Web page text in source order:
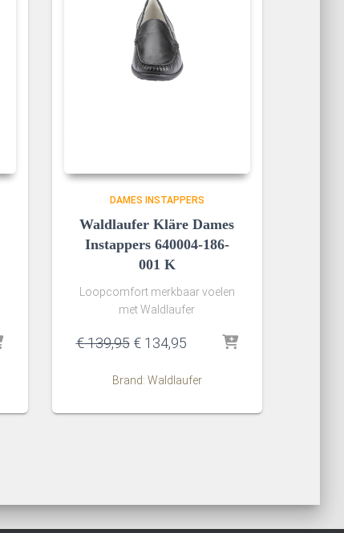
DAMES INSTAPPERS
Waldlaufer Kläre Dames
Instappers 640004-186-
001 K
Loopcomfort merkbaar voelen
met Waldlaufer
€139,95 Oorspronkelijke
was:
€134,95Huidige
is:
Brand: Waldlaufer